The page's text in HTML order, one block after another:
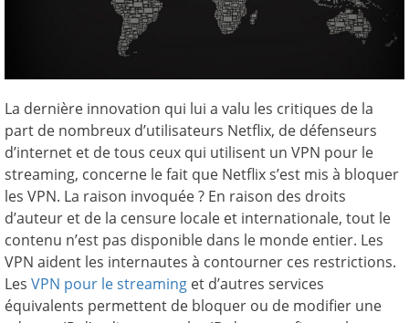
La dernière innovation qui lui a valu les critiques de la
part de nombreux d’utilisateurs Netflix, de défenseurs
d’internet et de tous ceux qui utilisent un VPN pour le
streaming, concerne le fait que Netflix s’est mis à bloquer
les VPN. La raison invoquée ? En raison des droits
d’auteur et de la censure locale et internationale, tout le
contenu n’est pas disponible dans le monde entier. Les
VPN aident les internautes à contourner ces restrictions.
Les VPN pour le streaming et d’autres services
équivalents permettent de bloquer ou de modifier une